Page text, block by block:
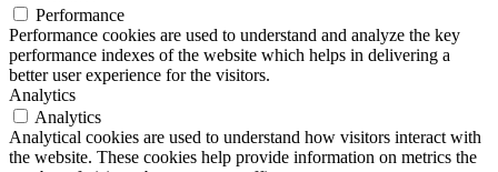
Performance
Performance cookies are used to understand and analyze the key
performance indexes of the website which helps in delivering a
better user experience for the visitors.
Analytics
Analytics
Analytical cookies are used to understand how visitors interact with
the website. These cookies help provide information on metrics the